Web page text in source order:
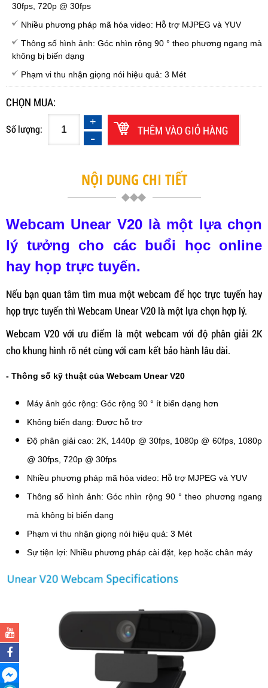
30fps, 720p @ 30fps
Nhiều phương pháp mã hóa video: Hỗ trợ MJPEG và YUV
Thông số hình ảnh: Góc nhìn rộng 90 ° theo phương ngang mà
không bị biến dạng
Phạm vi thu nhận giọng nói hiệu quả: 3 Mét
CHỌN MUA:
Số lượng: THÊM VÀO GIỎ HÀNG
NỘI DUNG CHI TIẾT
Webcam Unear V20 là một lựa chọn
lý tưởng cho các buổi học online
hay họp trực tuyến.
Nếu bạn quan tâm tìm mua một webcam để học trực tuyến hay
họp trực tuyến thì Webcam Unear V20 là một lựa chọn hợp lý.
Webcam V20 với ưu điểm là một webcam với độ phân giải 2K
cho khung hình rõ nét cùng với cam kết bảo hành lâu dài.
- Thông số kỹ thuật của Webcam Unear V20
Máy ảnh góc rộng: Góc rộng 90 ° ít biến dạng hơn
Không biến dạng: Được hỗ trợ
Độ phân giải cao: 2K, 1440p @ 30fps, 1080p @ 60fps, 1080p
@ 30fps, 720p @ 30fps
Nhiều phương pháp mã hóa video: Hỗ trợ MJPEG và YUV
Thông số hình ảnh: Góc nhìn rộng 90 ° theo phương ngang
mà không bị biến dạng
Phạm vi thu nhận giọng nói hiệu quả: 3 Mét
Sự tiện lợi: Nhiều phương pháp cài đặt, kẹp hoặc chân máy